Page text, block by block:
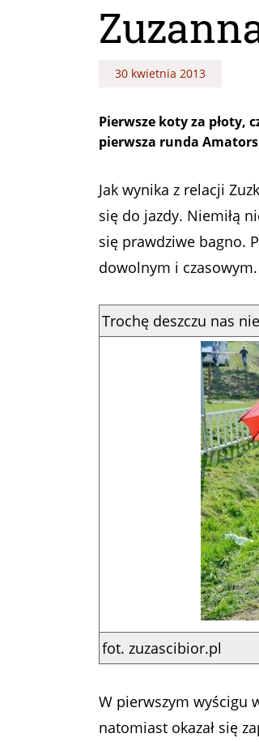
30 kwietnia 2013
Pierwsze koty za płoty,
pierwsza runda
Jak wynika z relacji
się do jazdy. Niemiłą
się prawdziwe bagno.
dowolnym i
Trochę deszczu nas
fot. zuzascibior.pl
W pierwszym wyścigu
natomiast okazał się